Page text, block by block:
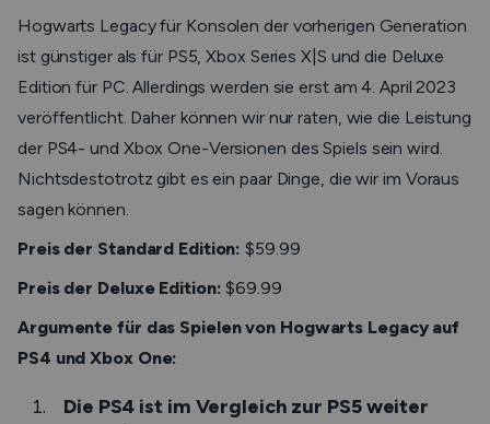
Hogwarts Legacy für Konsolen der vorherigen Generation
ist günstiger als für PS5, Xbox Series X|S und die Deluxe
Edition für PC. Allerdings werden sie erst am 4. April 2023
veröffentlicht. Daher können wir nur raten, wie die Leistung
der PS4- und Xbox One-Versionen des Spiels sein wird.
Nichtsdestotrotz gibt es ein paar Dinge, die wir im Voraus
sagen können.
Preis der Standard Edition:$59.99
Preis der Deluxe Edition:$69.99
Argumente für das Spielen von Hogwarts Legacy auf
PS4 und Xbox One:
Die PS4 ist im Vergleich zur PS5 weiter